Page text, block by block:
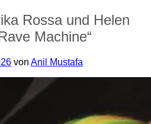
Rossa und Helen
Machine“
von Anil Mustafa